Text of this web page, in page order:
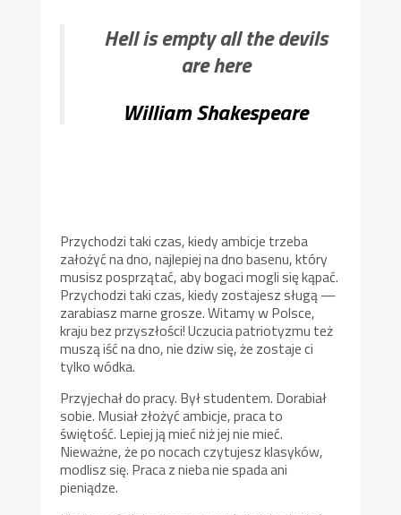
Hell is empty all the devils
are here
William Shakespeare
Przychodzi taki czas, kiedy ambicje trzeba
założyć na dno, najlepiej na dno basenu, który
musisz posprzątać, aby bogaci mogli się kąpać.
Przychodzi taki czas, kiedy zostajesz sługą —
zarabiasz marne grosze. Witamy w Polsce,
kraju bez przyszłości! Uczucia patriotyzmu też
muszą iść na dno, nie dziw się, że zostaje ci
tylko wódka.
Przyjechał do pracy. Był studentem. Dorabiał
sobie. Musiał złożyć ambicje, praca to
świętość. Lepiej ją mieć niż jej nie mieć.
Nieważne, że po nocach czytujesz klasyków,
modlisz się. Praca z nieba nie spada ani
pieniądze.